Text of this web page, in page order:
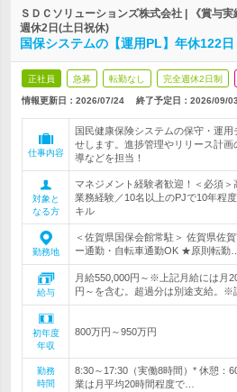
ＳＤＣソリューションズ株式会社 | 《賞与
週休2日(土日祝休)
国保システムの【運用PL】年休122日
正社員 急募 転勤なし 完全週休2日制
情報更新日：2026/07/24 終了予定日： 2026/09/03
仕事内容
国民健康保険システムの保守・運
せします。進捗管理やリリース計
導などを担当！
対象と
なる方
マネジメント経験者歓迎！＜必須
業務経験／10名以上のPJで10年程
キル
勤務地
＜佐賀県国保会館常駐＞ 佐賀県佐
ー通勤・自転車通勤OK ★原則転勤…
給与
月給550,000円～※上記月給には月
円～を含む。超過分は別途支給。※
初年度
年収
800万円～950万円
勤務
時間
8:30～17:30（実働8時間）* 休憩：
業は月平均20時間程度で…